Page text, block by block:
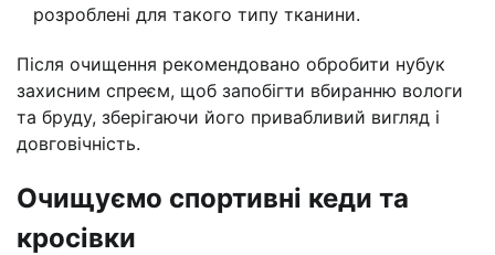
розроблені для такого типу тканини.
Після очищення рекомендовано обробити нубук
захисним спреєм, щоб запобігти вбиранню вологи
та бруду, зберігаючи його привабливий вигляд і
довговічність.
Очищуємо спортивні кеди та
кросівки